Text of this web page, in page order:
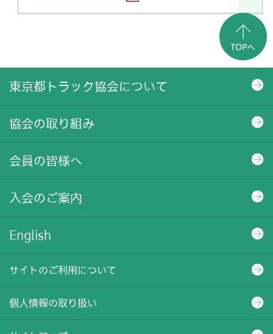
東京都トラック協会について
協会の取り組み
会員の皆様へ
入会のご案内
English
サイトのご利用について
個人情報の取り扱い